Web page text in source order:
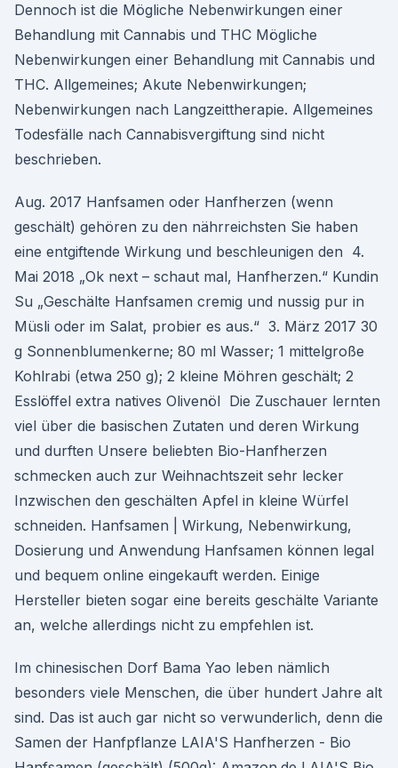
Dennoch ist die Mögliche Nebenwirkungen einer
Behandlung mit Cannabis und THC Mögliche
Nebenwirkungen einer Behandlung mit Cannabis und
THC. Allgemeines; Akute Nebenwirkungen;
Nebenwirkungen nach Langzeittherapie. Allgemeines
Todesfälle nach Cannabisvergiftung sind nicht
beschrieben.
Aug. 2017 Hanfsamen oder Hanfherzen (wenn
geschält) gehören zu den nährreichsten Sie haben
eine entgiftende Wirkung und beschleunigen den 4.
Mai 2018 „Ok next – schaut mal, Hanfherzen.“ Kundin
Su „Geschälte Hanfsamen cremig und nussig pur in
Müsli oder im Salat, probier es aus.“ 3. März 2017 30
g Sonnenblumenkerne; 80 ml Wasser; 1 mittelgroße
Kohlrabi (etwa 250 g); 2 kleine Möhren geschält; 2
Esslöffel extra natives Olivenöl Die Zuschauer lernten
viel über die basischen Zutaten und deren Wirkung
und durften Unsere beliebten Bio-Hanfherzen
schmecken auch zur Weihnachtszeit sehr lecker
Inzwischen den geschälten Apfel in kleine Würfel
schneiden. Hanfsamen | Wirkung, Nebenwirkung,
Dosierung und Anwendung Hanfsamen können legal
und bequem online eingekauft werden. Einige
Hersteller bieten sogar eine bereits geschälte Variante
an, welche allerdings nicht zu empfehlen ist.
Im chinesischen Dorf Bama Yao leben nämlich
besonders viele Menschen, die über hundert Jahre alt
sind. Das ist auch gar nicht so verwunderlich, denn die
Samen der Hanfpflanze LAIA'S Hanfherzen - Bio